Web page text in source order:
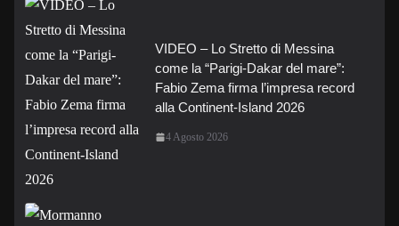
VIDEO – Lo Stretto di Messina
come la “Parigi-Dakar del mare”:
Fabio Zema firma l’impresa record
alla Continent-Island 2026
4 Agosto 2026